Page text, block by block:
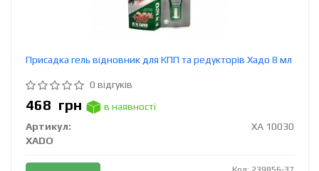
Присадка гель відновник для КПП та редукторів Хадо 8 мл
0 відгуків
468 грн
в наявності
Артикул:
ХА 10030
XADO